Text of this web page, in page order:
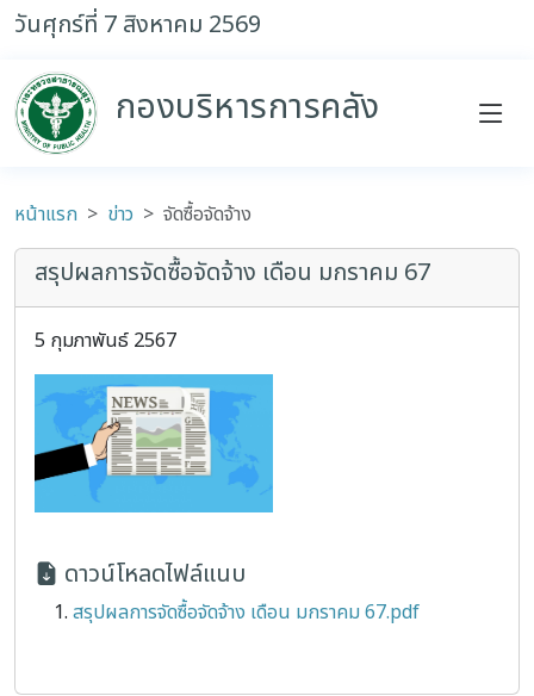
วันศุกร์ที่ 7 สิงหาคม 2569
กองบริหารการคลัง
หน้าแรก ข่าว จัดซื้อจัดจ้าง
สรุปผลการจัดซื้อจัดจ้าง เดือน มกราคม 67
5 กุมภาพันธ์ 2567
ดาวน์โหลดไฟล์แนบ
สรุปผลการจัดซื้อจัดจ้าง เดือน มกราคม 67.pdf